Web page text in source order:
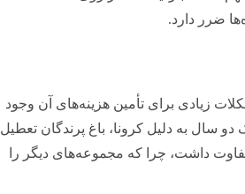
ضرر دارد.
زیادی برای تأمین هزینه‌های آن وجود
سال به دلیل کرونا، باغ پرندگان تعطیل
داشت، چرا که مجموعه‌های دیگر را